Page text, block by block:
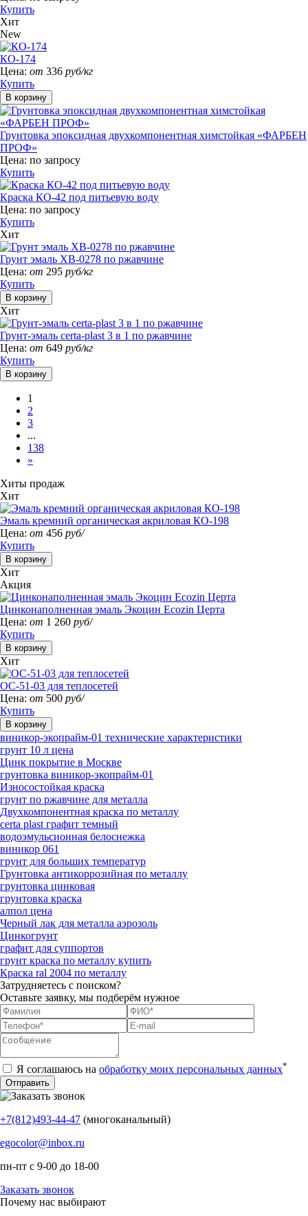
Купить
Хит
New
КО-174
Цена: от 336 руб/кг
Купить
Грунтовка эпоксидная двухкомпонентная химстойкая «ФАРБЕН
ПРОФ»
Цена: по запросу
Купить
Краска КО-42 под питьевую воду
Цена: по запросу
Купить
Хит
Грунт эмаль ХВ-0278 по ржавчине
Цена: от 295 руб/кг
Купить
Хит
Грунт-эмаль certa-plast 3 в 1 по ржавчине
Цена: от 649 руб/кг
Купить
1
2
3
...
138
»
Хиты продаж
Хит
Эмаль кремний органическая акриловая КО-198
Цена: от 456 руб/
Купить
Хит
Акция
Цинконаполненная эмаль Экоцин Ecozin Церта
Цена: от 1 260 руб/
Купить
Хит
ОС-51-03 для теплосетей
Цена: от 500 руб/
Купить
виникор-экопрайм-01 технические характеристики
грунт 10 л цена
Цинк покрытие в Москве
грунтовка виникор-экопрайм-01
Износостойкая краска
грунт по ржавчине для металла
Двухкомпонентная краска по металлу
certa plast графит темный
водоэмульсионная белоснежка
виникор 061
грунт для больших температур
Грунтовка антикоррозийная по металлу
грунтовка цинковая
грунтовка краска
алпол цена
Черный лак для металла аэрозоль
Цинкогрунт
графит для суппортов
грунт краска по металлу купить
Краска ral 2004 по металлу
Затрудняетесь с поиском?
Оставьте заявку, мы подберём нужное
Я соглашаюсь на обработку моих персональных данных*
+7(812)493-44-47 (многоканальный)
egocolor@inbox.ru
пн-пт с 9-00 до 18-00
Заказать звонок
Почему нас выбирают